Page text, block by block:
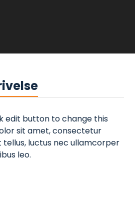
edit button to change this
sit amet, consectetur
tellus, luctus nec ullamcorper
leo.